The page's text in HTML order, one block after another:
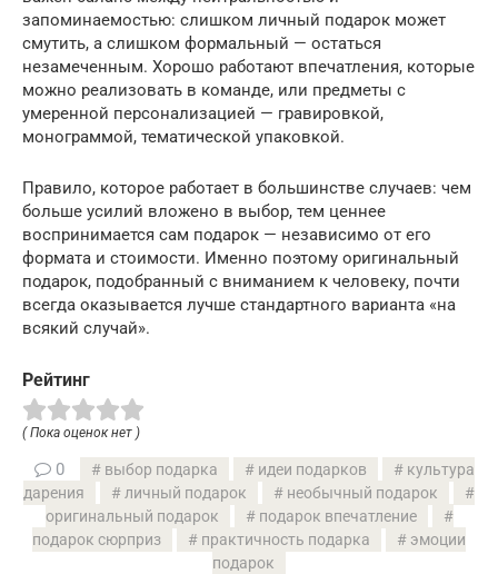
запоминаемостью: слишком личный подарок может
смутить, а слишком формальный — остаться
незамеченным. Хорошо работают впечатления, которые
можно реализовать в команде, или предметы с
умеренной персонализацией — гравировкой,
монограммой, тематической упаковкой.
Правило, которое работает в большинстве случаев: чем
больше усилий вложено в выбор, тем ценнее
воспринимается сам подарок — независимо от его
формата и стоимости. Именно поэтому оригинальный
подарок, подобранный с вниманием к человеку, почти
всегда оказывается лучше стандартного варианта «на
всякий случай».
Рейтинг
( Пока оценок нет )
0 выбор подарка идеи подарков
культура
дарения
личный подарок
необычный подарок
оригинальный подарок
подарок впечатление
подарок сюрприз
практичность подарка
эмоции
подарок